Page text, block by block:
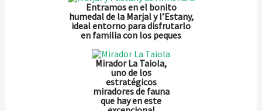
Entramos en el bonito
humedal de la Marjal y l’Estany,
ideal entorno para disfrutarlo
en familia con los peques
Mirador La Taiola,
uno de los
estratégicos
miradores de fauna
que hay en este